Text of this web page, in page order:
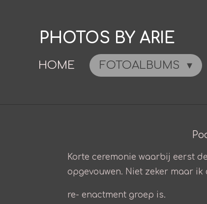
hoofdinhoud
PHOTOS BY ARIE
HOME FOTOALBUMS
Korte ceremonie waarbij eerst
opgevouwen. Niet zeker maar ik
re- enactment groep is.